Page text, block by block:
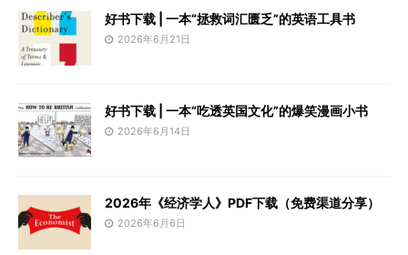
好书下载 | 一本“拯救词汇匮乏”的英语工具书
2026年6月21日
好书下载 | 一本“吃透英国文化”的爆笑漫画小书
2026年6月14日
2026年《经济学人》PDF下载（免费渠道分享）
2026年6月6日